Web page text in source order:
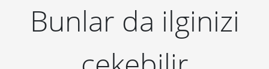
Bunlar da ilginizi